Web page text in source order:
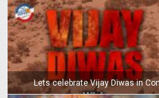
Lets celebrate Vijay Diwas in